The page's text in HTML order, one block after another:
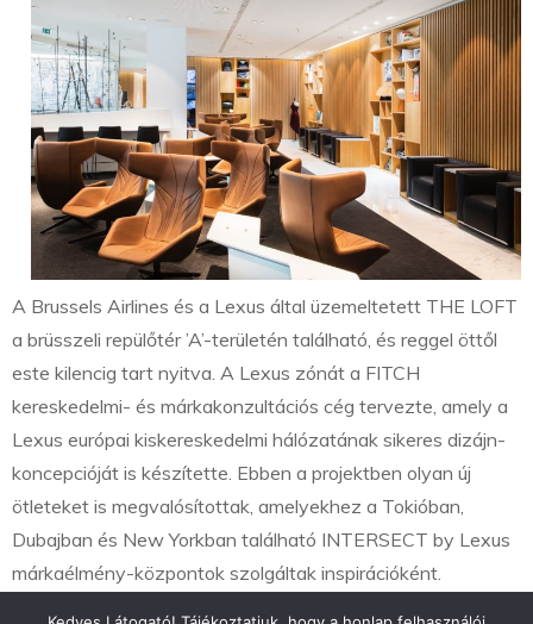
A Brussels Airlines és a Lexus által üzemeltetett THE LOFT
a brüsszeli repülőtér ’A’-területén található, és reggel öttől
este kilencig tart nyitva. A Lexus zónát a FITCH
kereskedelmi- és márkakonzultációs cég tervezte, amely a
Lexus európai kiskereskedelmi hálózatának sikeres dizájn-
koncepcióját is készítette. Ebben a projektben olyan új
ötleteket is megvalósítottak, amelyekhez a Tokióban,
Dubajban és New Yorkban található INTERSECT by Lexus
márkaélmény-központok szolgáltak inspirációként.